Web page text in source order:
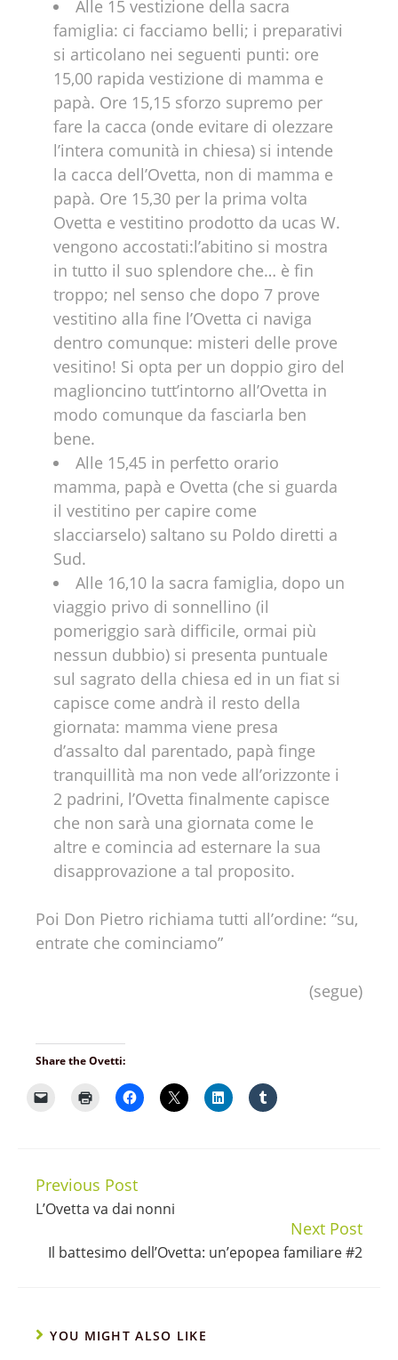
Alle 15 vestizione della sacra
famiglia: ci facciamo belli; i preparativi
si articolano nei seguenti punti: ore
15,00 rapida vestizione di mamma e
papà. Ore 15,15 sforzo supremo per
fare la cacca (onde evitare di olezzare
l’intera comunità in chiesa) si intende
la cacca dell’Ovetta, non di mamma e
papà. Ore 15,30 per la prima volta
Ovetta e vestitino prodotto da ucas W.
vengono accostati:l’abitino si mostra
in tutto il suo splendore che… è fin
troppo; nel senso che dopo 7 prove
vestitino alla fine l’Ovetta ci naviga
dentro comunque: misteri delle prove
vesitino! Si opta per un doppio giro del
maglioncino tutt’intorno all’Ovetta in
modo comunque da fasciarla ben
bene.
Alle 15,45 in perfetto orario
mamma, papà e Ovetta (che si guarda
il vestitino per capire come
slacciarselo) saltano su Poldo diretti a
Sud.
Alle 16,10 la sacra famiglia, dopo un
viaggio privo di sonnellino (il
pomeriggio sarà difficile, ormai più
nessun dubbio) si presenta puntuale
sul sagrato della chiesa ed in un fiat si
capisce come andrà il resto della
giornata: mamma viene presa
d’assalto dal parentado, papà finge
tranquillità ma non vede all’orizzonte i
2 padrini, l’Ovetta finalmente capisce
che non sarà una giornata come le
altre e comincia ad esternare la sua
disapprovazione a tal proposito.
Poi Don Pietro richiama tutti all’ordine: “su,
entrate che cominciamo”
(segue)
Share the Ovetti:
Continue
Reading
Previous Post
L’Ovetta va dai nonni
Next Post
Il battesimo dell’Ovetta: un’epopea familiare #2
YOU MIGHT ALSO LIKE